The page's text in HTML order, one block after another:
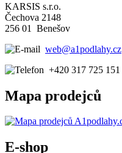
KARSIS s.r.o.
Čechova 2148
256 01 Benešov
web@a1podlahy.cz
+420 317 725 151
Mapa prodejců
E-shop